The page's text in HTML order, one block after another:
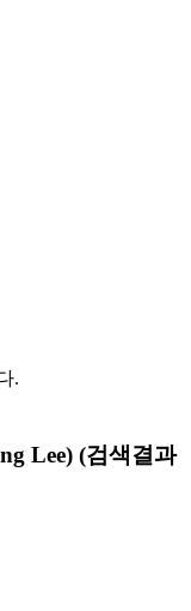
.
Lee) (검색결과